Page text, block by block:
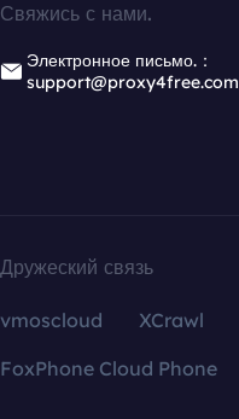
Свяжись с нами.
Электронное письмо.：
support@proxy4free.com
Дружеский связь
vmoscloud XCrawl
FoxPhone Cloud Phone